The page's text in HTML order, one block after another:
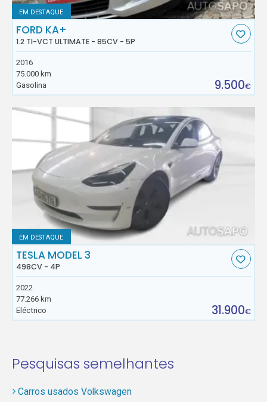
EM DESTAQUE
FORD KA+
1.2 TI-VCT ULTIMATE - 85CV - 5P
2016
75.000 km
Gasolina
9.500€
EM DESTAQUE
TESLA MODEL 3
498CV - 4P
2022
77.266 km
Eléctrico
31.900€
Pesquisas semelhantes
Carros usados Volkswagen